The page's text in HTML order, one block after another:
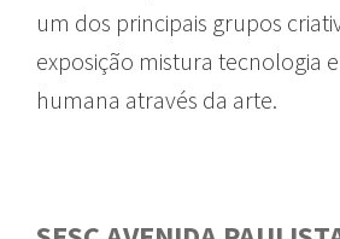
um dos principais grupos
exposição mistura tecnologia
humana através da arte.